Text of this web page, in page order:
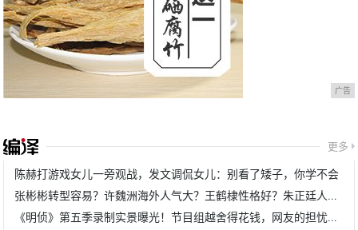
广告
更多
陈赫打游戏女儿一旁观战，发文调侃女儿：别看了矮子，你学不会
张彬彬转型容易？许魏洲海外人气大？王鹤棣性格好？朱正廷人好？
《明侦》第五季录制实景曝光！节目组越舍得花钱，网友的担忧越重